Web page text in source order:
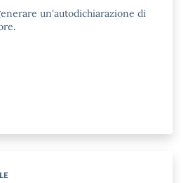
un'autodichiarazione di